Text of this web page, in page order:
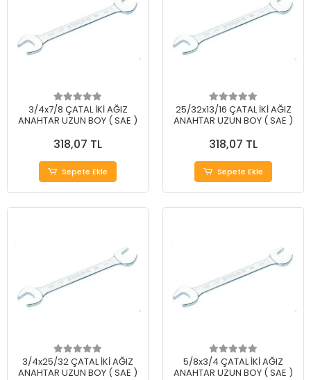
3/4x7/8 ÇATAL İKİ AĞIZ
ANAHTAR UZUN BOY ( SAE )
318,07 TL
Sepete Ekle
25/32x13/16 ÇATAL İKİ AĞIZ
ANAHTAR UZUN BOY ( SAE )
318,07 TL
Sepete Ekle
3/4x25/32 ÇATAL İKİ AĞIZ
ANAHTAR UZUN BOY ( SAE )
5/8x3/4 ÇATAL İKİ AĞIZ
ANAHTAR UZUN BOY ( SAE )